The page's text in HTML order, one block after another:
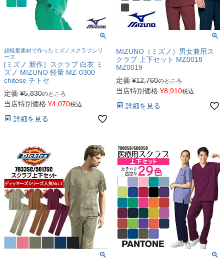
超軽量素材で作ったミズノスクラブシリ
ーズ
[ミズノ 新作］スクラブ 白衣 ミ
ズノ MIZUNO 軽量 MZ-0300
chitose チトセ
定価 ¥5,830のところ
当店特別価格 ¥4,070税込
詳細を見る
MIZUNO（ミズノ）男女兼用ス
クラブ 上下セット MZ0018
MZ0019
定価 ¥12,760のところ
当店特別価格 ¥8,910税込
詳細を見る